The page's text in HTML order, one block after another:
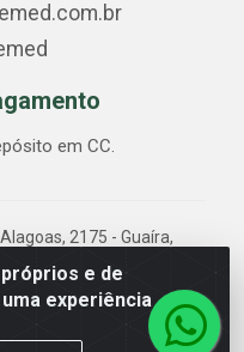
e de
experiência
em CC.
2175 - Guaíra,
85.017.994/0001-